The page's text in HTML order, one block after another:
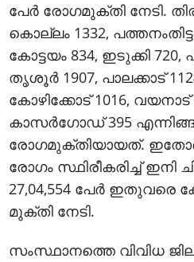
പേര്‍ രോഗമുക്തി നേടി.
കൊല്ലം 1332,
കോട്ടയം 834, ഇടുക്കി
തൃശൂര്‍ 1907, പാലക്കാട്
കോഴിക്കോട് 1016, വയനാട്
കാസര്‍ഗോഡ് 395
രോഗമുക്തിയായത്.
രോഗം സ്ഥിരീകരിച്ച് ഇനി
27,04,554 പേര്‍ ഇതുവരെ
മുക്തി നേടി.
സംസ്ഥാനത്തെ വിവിധ